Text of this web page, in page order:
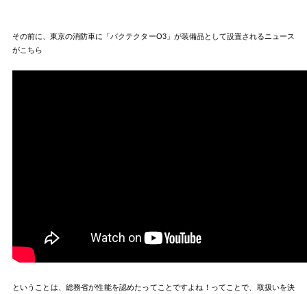
その前に、東京の消防車に「バクテクターO3」が装備品として設置されるニュース
がこちら
ということは、総務省が性能を認めたってことですよね！ってことで、取扱いを決